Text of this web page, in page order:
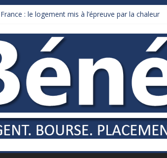
France : le logement mis à l’épreuve par la chaleur
Royaume-Uni : Andy Burnham recule sur l’impôt
Xavier Niel, le milliardaire qui ne touche presque rien
Ruée des fortunes russes vers l’étranger